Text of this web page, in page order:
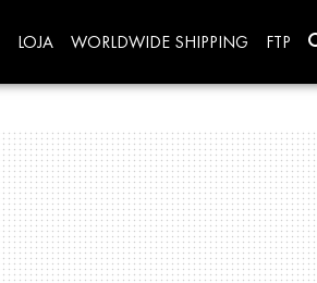
LOJA WORLDWIDE SHIPPING FTP